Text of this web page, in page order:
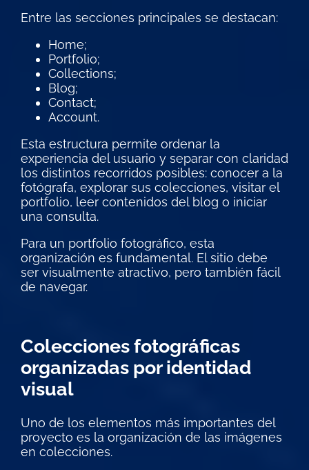
Entre las secciones principales se destacan:
Home;
Portfolio;
Collections;
Blog;
Contact;
Account.
Esta estructura permite ordenar la
experiencia del usuario y separar con claridad
los distintos recorridos posibles: conocer a la
fotógrafa, explorar sus colecciones, visitar el
portfolio, leer contenidos del blog o iniciar
una consulta.
Para un portfolio fotográfico, esta
organización es fundamental. El sitio debe
ser visualmente atractivo, pero también fácil
de navegar.
Colecciones fotográficas
organizadas por identidad
visual
Uno de los elementos más importantes del
proyecto es la organización de las imágenes
en colecciones.